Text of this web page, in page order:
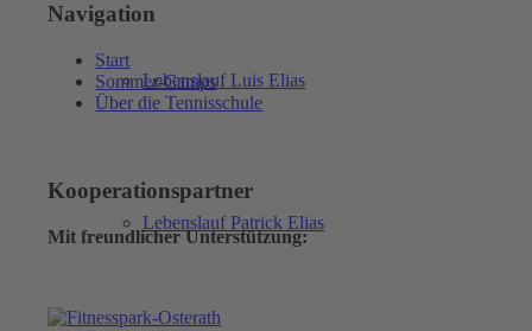
Lebenslauf Luis Elias
Lebenslauf Patrick Elias
Navigation
Start
Sommer-Camps
Über die Tennisschule
Kooperationspartner
Mit freundlicher Unterstützung: